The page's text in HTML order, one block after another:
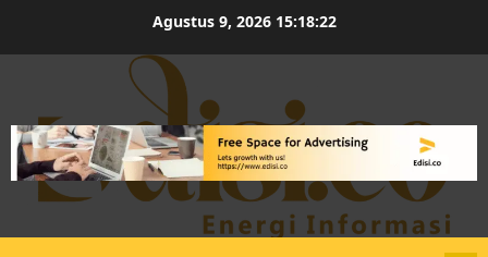
Agustus 9, 2026 15:18:22